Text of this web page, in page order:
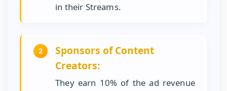
in their Streams.
2
Sponsors of Content
Creators:
They earn 10% of the ad revenue